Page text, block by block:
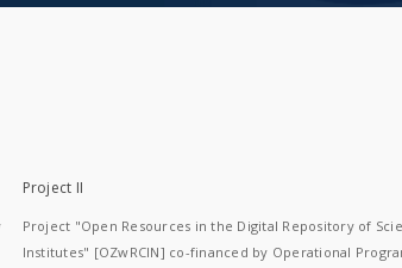
Project II
Project "Open Resources in the Digital Repository of
Institutes" [OZwRCIN] co-financed by Operational